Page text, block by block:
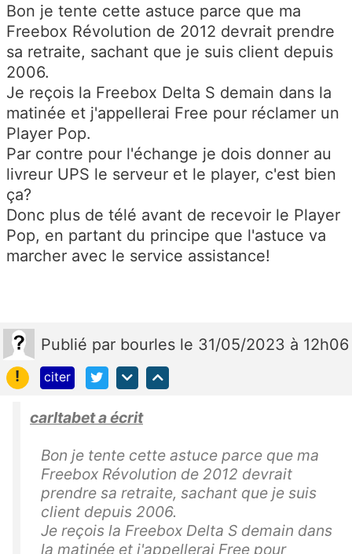
Bon je tente cette astuce parce que ma
Freebox Révolution de 2012 devrait prendre
sa retraite, sachant que je suis client depuis
2006.
Je reçois la Freebox Delta S demain dans la
matinée et j'appellerai Free pour réclamer un
Player Pop.
Par contre pour l'échange je dois donner au
livreur UPS le serveur et le player, c'est bien
ça?
Donc plus de télé avant de recevoir le Player
Pop, en partant du principe que l'astuce va
marcher avec le service assistance!
Publié par bourles le 31/05/2023 à 12h06
!
citer
carltabet a écrit
Bon je tente cette astuce parce que ma
Freebox Révolution de 2012 devrait
prendre sa retraite, sachant que je suis
client depuis 2006.
Je reçois la Freebox Delta S demain dans
la matinée et j'appellerai Free pour